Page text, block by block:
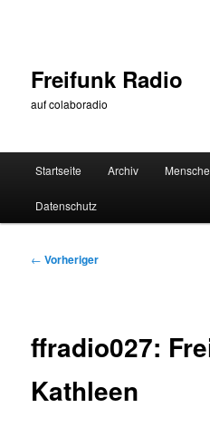
Freifunk Radio
auf colaboradio
Startseite Archiv
Datenschutz
Beitragsnavigation
← Vorheriger
ffradio027:
Kathleen